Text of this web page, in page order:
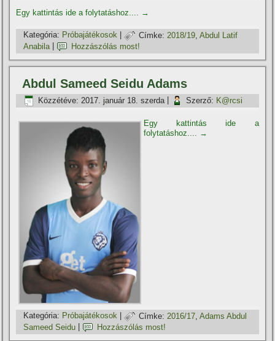
Egy kattintás ide a folytatáshoz.... →
Kategória: Próbajátékosok | Címke: 2018/19 ,Abdul Latif
Anabila
Hozzászólás most!
Abdul Sameed Seidu Adams
Közzétéve: 2017. január 18. szerda Szerző: K@rcsi
Egy kattintás ide a
folytatáshoz.... →
Kategória: Próbajátékosok | Címke: 2016/17 ,Adams Abdul
Sameed Seidu
Hozzászólás most!